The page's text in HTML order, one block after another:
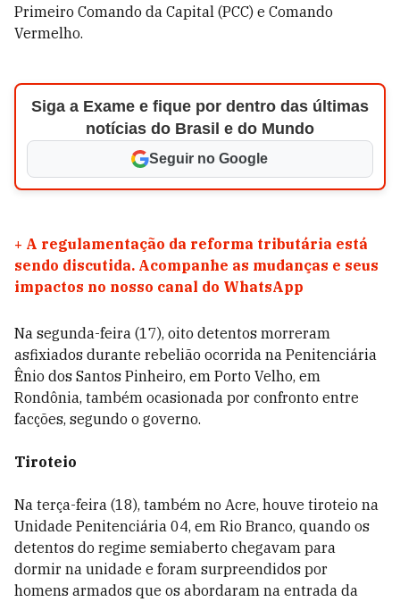
Primeiro Comando da Capital (PCC) e Comando
Vermelho.
Siga a Exame e fique por dentro das últimas
notícias do Brasil e do Mundo
Seguir no Google
+ A regulamentação da reforma tributária está
sendo discutida. Acompanhe as mudanças e seus
impactos no nosso canal do WhatsApp
Na segunda-feira (17), oito detentos morreram
asfixiados durante rebelião ocorrida na Penitenciária
Ênio dos Santos Pinheiro, em Porto Velho, em
Rondônia, também ocasionada por confronto entre
facções, segundo o governo.
Tiroteio
Na terça-feira (18), também no Acre, houve tiroteio na
Unidade Penitenciária 04, em Rio Branco, quando os
detentos do regime semiaberto chegavam para
dormir na unidade e foram surpreendidos por
homens armados que os abordaram na entrada da